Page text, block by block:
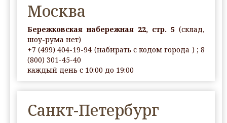
Москва
Бережковская набережная 22, стр. 5 (склад,
шоу-рума нет)
+7 (499) 404-19-94 (набирать с кодом города ) ; 8
(800) 301-45-40
каждый день с 10:00 до 19:00
Санкт-Петербург